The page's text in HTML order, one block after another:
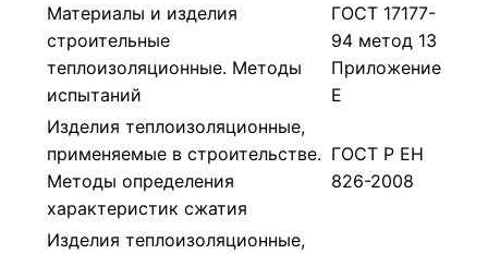
Материалы и изделия
строительные
теплоизоляционные. Методы
испытаний
ГОСТ 17177-
94 метод 13
Приложение
Е
Изделия теплоизоляционные,
применяемые в строительстве.
Методы определения
характеристик сжатия
ГОСТ Р ЕН
826-2008
Изделия теплоизоляционные,